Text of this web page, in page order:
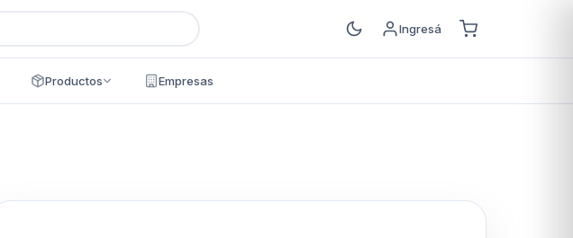
Ingresá
Productos Empresas